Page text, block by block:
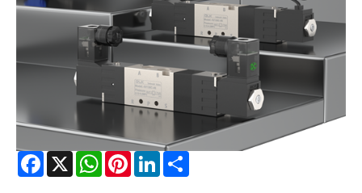
Facebook
X WhatsApp
PinterestLinkedIn